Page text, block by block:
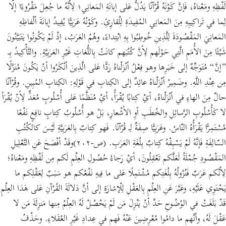
لَفْظِهِ ومَعْناهُ، فَإنَّ كَوْنَهُ قُرْآنًا يَدُلُّ عَلى إبانَةِ المَعانِي؛ لِأنَّهُ ما جُعِلَ مَقْرُوءًا إلّا
لِما في تَراكِيبِهِ مِنَ المَعانِي المُفِيدَةِ لِلْقارِئِ. وكَوْنُهُ عَرَبِيًّا يُفِيدُ إبانَةَ ألْفاظِهِ
المَعانِيَ المَقْصُودَةَ لِلَّذِينِ خُوطِبُوا بِهِ ابْتِداءً، وهُمُ العَرَبُ، إذْ لَمْ يَكُونُوا يَتَبَيَّنُونَ
شَيْئًا مِنَ الأُمَمِ الَّتِي حَوْلَهم لِأنَّ كُتُبَهم كانَتْ بِاللُّغاتِ غَيْرِ العَرَبِيَّةِ. والتَّأْكِيدُ بِـ
”إنَّ“ مُتَوَجِّهٌ إلى خَبَرِها وهو فِعْلُ أنْزَلْناهُ رَدًّا عَلى الَّذِينَ أنْكَرُوا أنْ يَكُونَ مُنَزَّلًا
مِن عِنْدِ اللَّهِ. وضَمِيرُ أنْزَلْناهُ عائِدٌ إلى الكِتابِ في قَوْلِهِ: الكِتابِ المُبِينِ. وقُرْآنًا
حالٌ مِنَ الهاءِ في أنْزَلْناهُ، أيْ كِتابًا يُقْرَأُ، أيْ مُنَظَّمًا عَلى أُسْلُوبٍ مُعَدٍّ لِأنْ يُقْرَأ
لا كَأُسْلُوبِ الرَّسائِلِ والخُطَبِ أوِ الأشْعارِ، بَلْ هو أُسْلُوبُ كِتابٍ نافِعٍ نَفْعًا
مُسْتَمِرًّا يَقْرَأُهُ النّاسُ. وعَرَبِيًّا صِفَةٌ لِـ قُرْآنًا. فَهو كِتابٌ بِالعَرَبِيَّةِ لَيْسَ كالكُتُبِ
السّالِفَةِ فَإنَّهُ لَمْ يَسْبِقْهُ كِتابٌ بِلُغَةِ العَرَبِ. (ص-٢٠٢)وقَدْ أفْصَحَ عَنِ التَّعْلِيلِ
المَقْصُودِ جُمْلَةُ لَعَلَّكم تَعْقِلُونَ، أيْ رَجاءُ حُصُولِ العِلْمِ لَكم مِن لَفْظِهِ ومَعْناهُ؛
لِأنَّكم عَرَبٌ فَنُزُولُهُ بِلُغَتِكم مُشْتَمِلًا عَلى ما فِيهِ نَفْعُكم هو سَبَبٌ لِعَقْلِكم ما
يَحْتَوِي عَلَيْهِ، وعَبَّرَ عَنِ العِلْمِ بِالعَقْلِ لِلْإشارَةِ إلى أنَّ دَلالَةَ القُرْآنِ عَلى هَذا العِلْمِ
قَدْ بَلَغَتْ في الوُضُوحِ حَدَّ أنْ يَنْزِلَ مَن لَمْ يَحْصُلْ لَهُ العِلْمُ مِنها مَنزِلَةَ مَن لا
عَقْلَ لَهُ، وأنَّهم ما دامُوا مُعْرِضِينَ عَنْهُ فَهم في عِدادِ غَيْرِ العُقَلاءِ. وحَذْفُ